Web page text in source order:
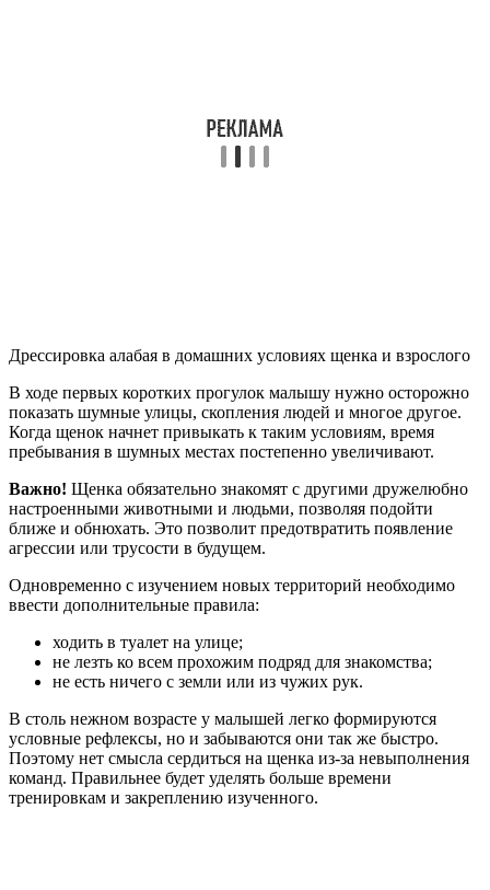
Дрессировка алабая в домашних условиях щенка и взрослого
В ходе первых коротких прогулок малышу нужно осторожно
показать шумные улицы, скопления людей и многое другое.
Когда щенок начнет привыкать к таким условиям, время
пребывания в шумных местах постепенно увеличивают.
Важно! Щенка обязательно знакомят с другими дружелюбно
настроенными животными и людьми, позволяя подойти
ближе и обнюхать. Это позволит предотвратить появление
агрессии или трусости в будущем.
Одновременно с изучением новых территорий необходимо
ввести дополнительные правила:
ходить в туалет на улице;
не лезть ко всем прохожим подряд для знакомства;
не есть ничего с земли или из чужих рук.
В столь нежном возрасте у малышей легко формируются
условные рефлексы, но и забываются они так же быстро.
Поэтому нет смысла сердиться на щенка из-за невыполнения
команд. Правильнее будет уделять больше времени
тренировкам и закреплению изученного.